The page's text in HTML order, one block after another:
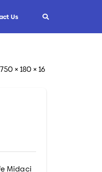
Us
× 180 × 16
Midaci